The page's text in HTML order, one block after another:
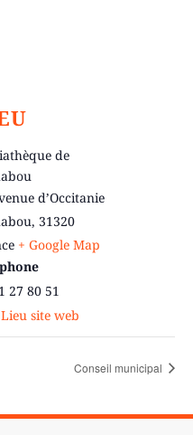
de
d’Occitanie
, 31320
+ Google Map
27 80 51
site web
Conseil municipal